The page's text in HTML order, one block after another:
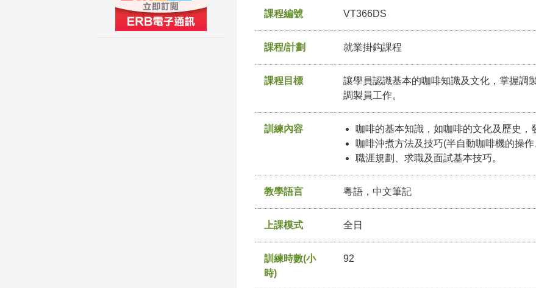
課程編號 VT366DS
課程/計劃 就業掛鈎課程
課程目標
讓學員認識基本的咖啡知識及文化，掌握調
調製員工作。
訓練內容
咖啡的基本知識，如咖啡的文化及歷史，
咖啡沖煮方法及技巧(半自動咖啡機的操作
職涯規劃、求職及面試基本技巧。
教學語言 粵語，中文筆記
上課模式 全日
訓練時數(小
時)
92